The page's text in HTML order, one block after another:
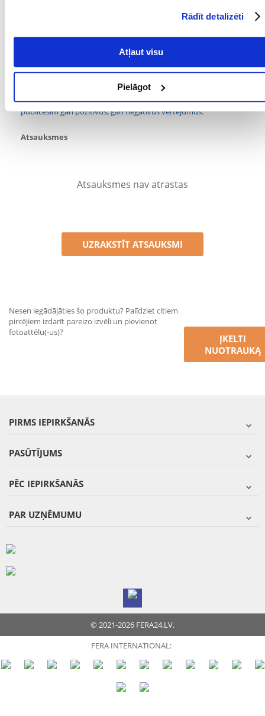
Rādīt detalizēti
Atļaut visu
Pielāgot
PRODUCENT: COMFY
Kādi ir produktu vērtēšanas noteikumi?
var dot tai vērtējumu. Ar zvaigznītēm norādītais vērtējums ir
vidējais no visiem vērtējumiem. Pēc atsauksmju apstrādes mēs
publicēsim gan pozitīvus, gan negatīvus vērtējumus.
Atsauksmes
Atsauksmes nav atrastas
UZRAKSTĪT ATSAUKSMI
Nesen iegādājāties šo produktu? Palīdziet citiem
pircējiem izdarīt pareizo izvēli un pievienot
fotoattēlu(-us)?
ĮKELTI
NUOTRAUKĄ
PIRMS IEPIRKŠANĀS
PASŪTĪJUMS
PĒC IEPIRKŠANĀS
PAR UZŅĒMUMU
© 2021-2026 FERA24.LV.
FERA INTERNATIONAL: